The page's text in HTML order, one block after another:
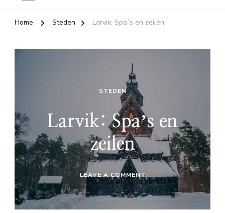
Home Steden Larvik: Spaʼs en zeilen
STEDEN
Larvik: Spaʼs en
zeilen
LEAVE A COMMENTON
LARVIK:
SPAʼS
EN
ZEILEN